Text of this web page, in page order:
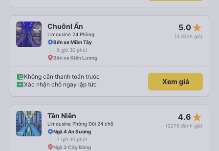
Chuônl Ẩn
Limousine 24 Phòng
5.0 star_rate
(3 đánh giá)
Bến xe Miền Tây
6 giờ 30 phút
Bến xe Kiên Lương
Không cần thanh toán trước
Xác nhận chỗ ngay lập tức
Xem giá
Tân Niên
Limousine Phòng Đôi 24 chỗ
4.6 star_rate
(2276 đánh giá)
Ngã 4 An Sương
7 giờ 30 phút
Ngã 3 Cây Bàng